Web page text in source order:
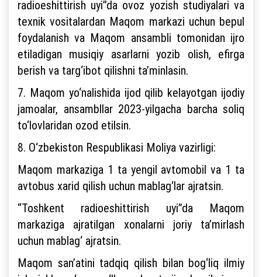
radioeshittirish uyi”da ovoz yozish studiyalari va
texnik vositalardan Maqom markazi uchun bepul
foydalanish va Maqom ansambli tomonidan ijro
etiladigan musiqiy asarlarni yozib olish, efirga
berish va targ‘ibot qilishni ta’minlasin.
7. Maqom yo‘nalishida ijod qilib kelayotgan ijodiy
jamoalar, ansambllar 2023-yilgacha barcha soliq
to‘lovlaridan ozod etilsin.
8. O‘zbekiston Respublikasi Moliya vazirligi:
Maqom markaziga 1 ta yengil avtomobil va 1 ta
avtobus xarid qilish uchun mablag‘lar ajratsin.
“Toshkent radioeshittirish uyi”da Maqom
markaziga ajratilgan xonalarni joriy ta’mirlash
uchun mablag‘ ajratsin.
Maqom san’atini tadqiq qilish bilan bog‘liq ilmiy